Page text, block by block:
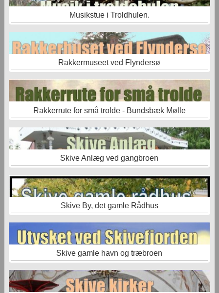
Musikstue i Troldhulen.
Rakkermuseet ved Flyndersø
Rakkerrute for små trolde - Bundsbæk Mølle
Skive Anlæg ved gangbroen
Skive By, det gamle Rådhus
Skive gamle havn og træbroen